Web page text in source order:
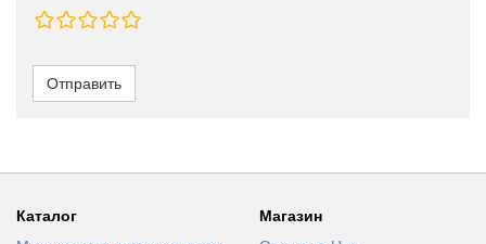
Отправить
Каталог
Магазин